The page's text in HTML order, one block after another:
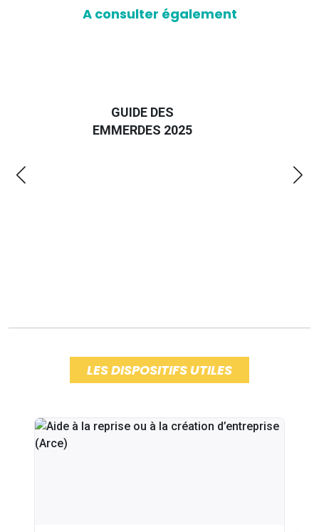
A consulter également
GUIDE DES
EMMERDES 2025
LES DISPOSITIFS UTILES